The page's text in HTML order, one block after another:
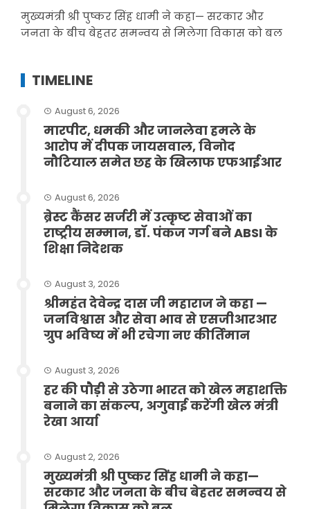
मुख्यमंत्री श्री पुष्कर सिंह धामी ने कहा— सरकार और
जनता के बीच बेहतर समन्वय से मिलेगा विकास को बल
TIMELINE
August 6, 2026
मारपीट, धमकी और जानलेवा हमले के
आरोप में दीपक जायसवाल, विनोद
नौटियाल समेत छह के खिलाफ एफआईआर
August 6, 2026
ब्रेस्ट कैंसर सर्जरी में उत्कृष्ट सेवाओं का
राष्ट्रीय सम्मान, डॉ. पंकज गर्ग बने ABSI के
शिक्षा निदेशक
August 3, 2026
श्रीमहंत देवेन्द्र दास जी महाराज ने कहा —
जनविश्वास और सेवा भाव से एसजीआरआर
ग्रुप भविष्य में भी रचेगा नए कीर्तिमान
August 3, 2026
हर की पौड़ी से उठेगा भारत को खेल महाशक्ति
बनाने का संकल्प, अगुवाई करेंगी खेल मंत्री
रेखा आर्या
August 2, 2026
मुख्यमंत्री श्री पुष्कर सिंह धामी ने कहा—
सरकार और जनता के बीच बेहतर समन्वय से